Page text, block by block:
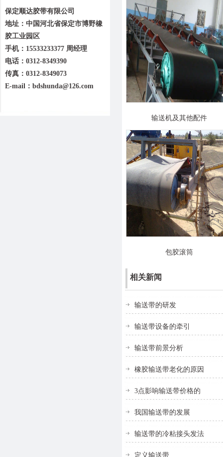
保定顺达胶带有限公司
地址：中国河北省保定市博野橡
胶工业园区
手机：15533233377 周经理
电话：0312-8349390
传真：0312-8349073
E-mail：bdshunda@126.com
输送机及其他配件
包胶滚筒
相关新闻
输送带的研发
输送带设备的牵引
输送带前景分析
橡胶输送带老化的原因
3点影响输送带价格的
我国输送带的发展
输送带的冷粘接头发法
定义输送带